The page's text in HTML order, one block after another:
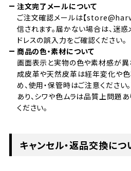
注文完了メールについて
ご注文確認メールは【
信されます。届かない場合は、迷
ドレスの誤入力をご確認ください。
商品の色・素材について
画面表示と実物の色や素材感が異
成皮革や天然皮革は経年変化や
め、使用・保管時はご注意くださ
あり、シワや色ムラは品質上問題
ください。
キャンセル・返品交換につ